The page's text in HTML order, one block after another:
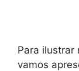
Para ilustrar
vamos